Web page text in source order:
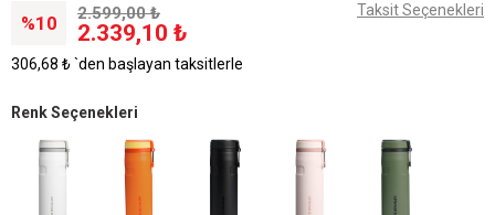
10 2.599,00 ₺
2.339,10 ₺
Taksit Seçenekleri
306,68 ₺`den başlayan taksitlerle
Renk Seçenekleri